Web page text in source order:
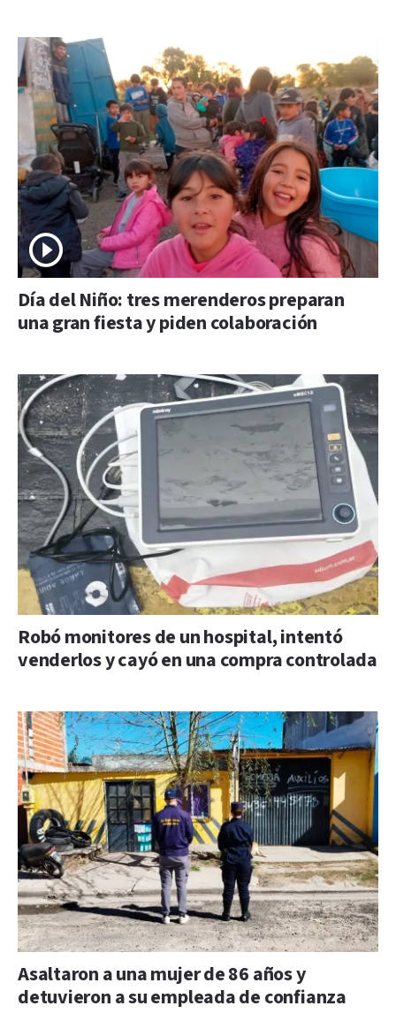
Día del Niño: tres merenderos preparan
una gran fiesta y piden colaboración
Robó monitores de un hospital, intentó
venderlos y cayó en una compra controlada
Asaltaron a una mujer de 86 años y
detuvieron a su empleada de confianza